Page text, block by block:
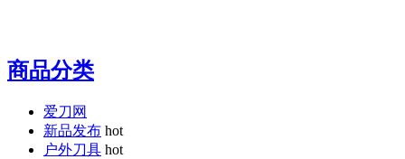
商品分类
爱刀网
新品发布 hot
户外刀具 hot